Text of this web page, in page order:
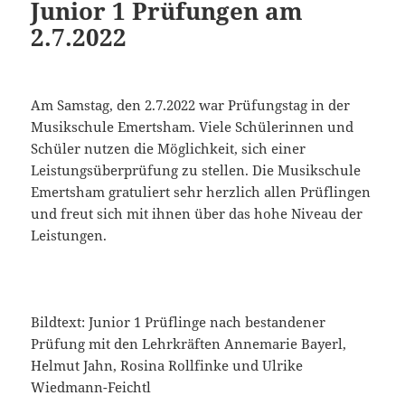
Junior 1 Prüfungen am
2.7.2022
Am Samstag, den 2.7.2022 war Prüfungstag in der
Musikschule Emertsham. Viele Schülerinnen und
Schüler nutzen die Möglichkeit, sich einer
Leistungsüberprüfung zu stellen. Die Musikschule
Emertsham gratuliert sehr herzlich allen Prüflingen
und freut sich mit ihnen über das hohe Niveau der
Leistungen.
Bildtext: Junior 1 Prüflinge nach bestandener
Prüfung mit den Lehrkräften Annemarie Bayerl,
Helmut Jahn, Rosina Rollfinke und Ulrike
Wiedmann-Feichtl